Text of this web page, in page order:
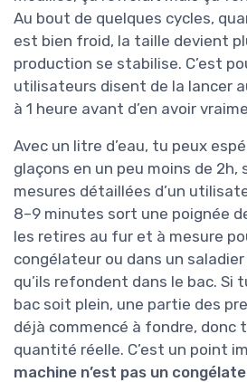
Au bout de quelques cycles,
est bien froid, la taille devient
production se stabilise. C’est
utilisateurs disent de la lancer
à 1 heure avant d’en avoir
Avec un litre d’eau, tu peux
glaçons en un peu moins de 2h,
mesures détaillées d’un
8–9 minutes sort une poignée
les retires au fur et à mesure
congélateur ou dans un
qu’ils refondent dans le bac. Si
bac soit plein, une partie des
déjà commencé à fondre, donc
quantité réelle. C’est un point
machine n’est pas un